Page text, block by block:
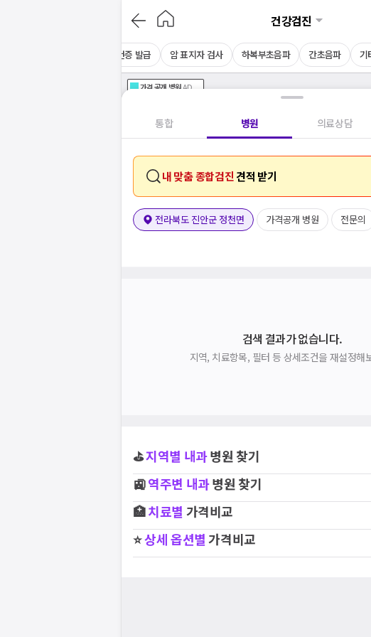
건강검진
보건증 발급 암 표지자 검사 하복부초음파 간초음파 기
가격공개 병원AD
통합 병원 의료상담
내 맞춤 종합검진 견적 받기
전라북도 진안군 정천면 가격공개 병원 전문의
검색 결과가 없습니다.
지역, 치료항목, 필터 등 상세조건을 재설정해
⛳지역별 내과병원 찾기
🚉역주변 내과병원 찾기
🏥치료별 가격비교
⭐상세 옵션별가격비교